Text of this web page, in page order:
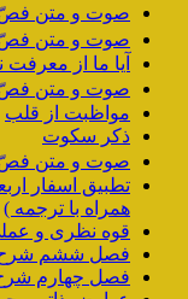
صوت و متن فصّ
صوت و متن فصّ
آیا ما از
صوت و متن فصّ
مواظبت از قلب
ذکر سکوت
صوت و متن فصّ
تطبیق اسفار
همراه با ترجمه )
قوه نظری و
فصل ششم شرح
فصل چهارم